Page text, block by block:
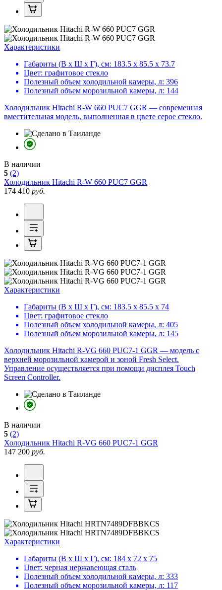
Характеристики
Габариты (В х Ш х Г), см: 183.5 х 85.5 х 73.7
Цвет: графитовое стекло
Полезный объем холодильной камеры, л: 396
Полезный объем морозильной камеры, л: 144
Холодильник Hitachi R-W 660 PUC7 GGR — современная
вместительная модель, выполненная в цвете серое стекло.
В наличии
5 (2)
Холодильник Hitachi R-W 660 PUC7 GGR
174 410 руб.
Характеристики
Габариты (В х Ш х Г), см: 183.5 х 85.5 х 74
Цвет: графитовое стекло
Полезный объем холодильной камеры, л: 405
Полезный объем морозильной камеры, л: 145
Холодильник Hitachi R-VG 660 PUC7-1 GGR — модель с
верхней морозильной камерой и зоной Fresh Select.
Управление осуществляется при помощи дисплея Touch
Screen Controller.
В наличии
5 (2)
Холодильник Hitachi R-VG 660 PUC7-1 GGR
147 200 руб.
Характеристики
Габариты (В х Ш х Г), см: 184 х 72 х 75
Цвет: черная нержавеющая сталь
Полезный объем холодильной камеры, л: 333
Полезный объем морозильной камеры, л: 117